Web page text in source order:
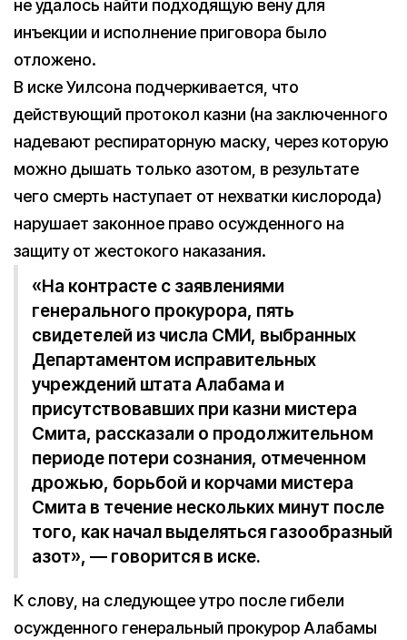
не удалось найти подходящую вену для
инъекции и исполнение приговора было
отложено.
В иске Уилсона подчеркивается, что
действующий протокол казни (на заключенного
надевают респираторную маску, через которую
можно дышать только азотом, в результате
чего смерть наступает от нехватки кислорода)
нарушает законное право осужденного на
защиту от жестокого наказания.
«На контрасте с заявлениями
генерального прокурора, пять
свидетелей из числа СМИ, выбранных
Департаментом исправительных
учреждений штата Алабама и
присутствовавших при казни мистера
Смита, рассказали о продолжительном
периоде потери сознания, отмеченном
дрожью, борьбой и корчами мистера
Смита в течение нескольких минут после
того, как начал выделяться газообразный
азот», — говорится в иске.
К слову, на следующее утро после гибели
осужденного генеральный прокурор Алабамы